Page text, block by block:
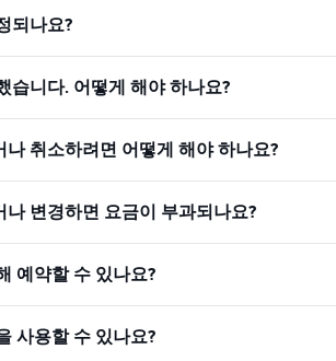
되나요?
습니다. 어떻게 해야 하나요?
나 취소하려면 어떻게 해야 하나요?
나 변경하면 요금이 부과되나요?
예약할 수 있나요?
사용할 수 있나요?